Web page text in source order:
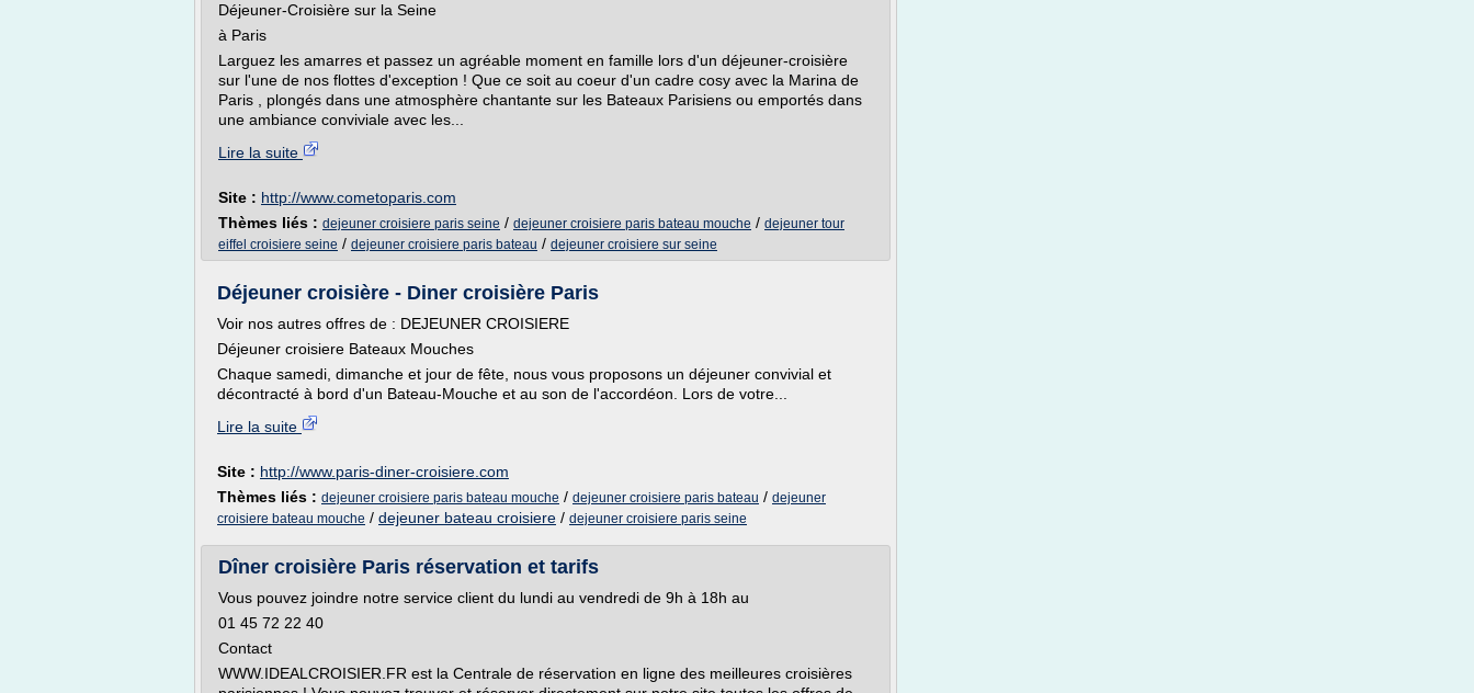
Déjeuner-Croisière sur la Seine
à Paris
Larguez les amarres et passez un agréable moment en famille lors d'un déjeuner-croisière
sur l'une de nos flottes d'exception ! Que ce soit au coeur d'un cadre cosy avec la Marina de
Paris , plongés dans une atmosphère chantante sur les Bateaux Parisiens ou emportés dans
une ambiance conviviale avec les...
Lire la suite
Site : http://www.cometoparis.com
Thèmes liés : dejeuner croisiere paris seine / dejeuner croisiere paris bateau mouche / dejeuner tour
eiffel croisiere seine / dejeuner croisiere paris bateau / dejeuner croisiere sur seine
Déjeuner croisière - Diner croisière Paris
Voir nos autres offres de : DEJEUNER CROISIERE
Déjeuner croisiere Bateaux Mouches
Chaque samedi, dimanche et jour de fête, nous vous proposons un déjeuner convivial et
décontracté à bord d'un Bateau-Mouche et au son de l'accordéon. Lors de votre...
Lire la suite
Site : http://www.paris-diner-croisiere.com
Thèmes liés : dejeuner croisiere paris bateau mouche / dejeuner croisiere paris bateau / dejeuner
croisiere bateau mouche / dejeuner bateau croisiere / dejeuner croisiere paris seine
Dîner croisière Paris réservation et tarifs
Vous pouvez joindre notre service client du lundi au vendredi de 9h à 18h au
01 45 72 22 40
Contact
WWW.IDEALCROISIER.FR est la Centrale de réservation en ligne des meilleures croisières